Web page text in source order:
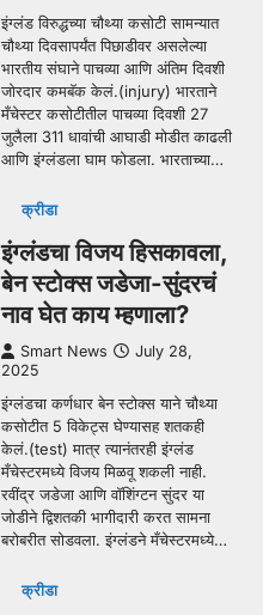
इंग्लंड विरुद्धच्या चौथ्या कसोटी सामन्यात
चौथ्या दिवसापर्यंत पिछाडीवर असलेल्या
भारतीय संघाने पाचव्या आणि अंतिम दिवशी
जोरदार कमबॅक केलं.(injury) भारताने
मँचेस्टर कसोटीतील पाचव्या दिवशी 27
जुलैला 311 धावांची आघाडी मोडीत काढली
आणि इंग्लंडला घाम फोडला. भारताच्या…
क्रीडा
इंग्लंडचा विजय हिसकावला,
बेन स्टोक्स जडेजा-सुंदरचं
नाव घेत काय म्हणाला?
Smart News
July 28,
2025
इंग्लंडचा कर्णधार बेन स्टोक्स याने चौथ्या
कसोटीत 5 विकेट्स घेण्यासह शतकही
केलं.(test) मात्र त्यानंतरही इंग्लंड
मँचेस्टरमध्ये विजय मिळवू शकली नाही.
रवींद्र जडेजा आणि वॉशिंग्टन सुंदर या
जोडीने द्विशतकी भागीदारी करत सामना
बरोबरीत सोडवला. इंग्लंडने मँचेस्टरमध्ये…
क्रीडा